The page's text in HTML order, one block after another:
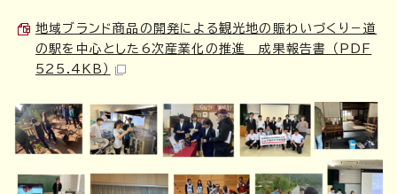
地域ブランド商品の開発による観光地の賑わいづくり－道
の駅を中心とした6次産業化の推進 成果報告書 （PDF
525.4KB）